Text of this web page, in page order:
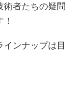
術者たちの疑問
ンナップは目